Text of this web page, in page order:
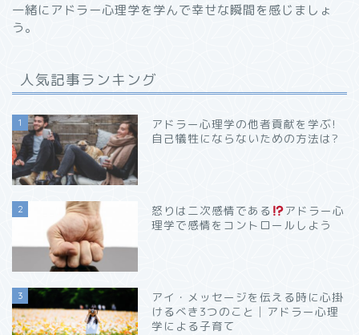
一緒にアドラー心理学を学んで幸せな瞬間を感じましょ
う。
人気記事ランキング
1
アドラー心理学の他者貢献を学ぶ!
自己犠牲にならないための方法は?
2 怒りは二次感情である
アドラー心
理学で感情をコントロールしよう
3
アイ・メッセージを伝える時に心掛
けるべき3つのこと│アドラー心理
学による子育て